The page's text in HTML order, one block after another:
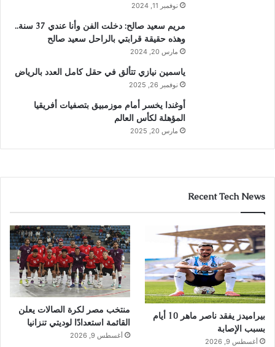
نوفمبر 11, 2024
مريم سعيد صالح: دخلت الفن وأنا عندي 37 سنة..
وهذه حقيقة قرابتي بالراحل سعيد صالح
مارس 20, 2024
ياسمين نيازي تتألق في حقل كامل العدد بالرياض
نوفمبر 26, 2025
أوغندا يخسر أمام موزمبيق بتصفيات أفريقيا
المؤهلة لكأس العالم
مارس 20, 2025
Recent Tech News
بيراميدز يفقد ناصر ماهر 10 أيام
بسبب الإصابة
أغسطس 9, 2026
منتخب مصر لكرة الصالات يعلن
القائمة استعدادًا لوديتي تنزانيا
أغسطس 9, 2026